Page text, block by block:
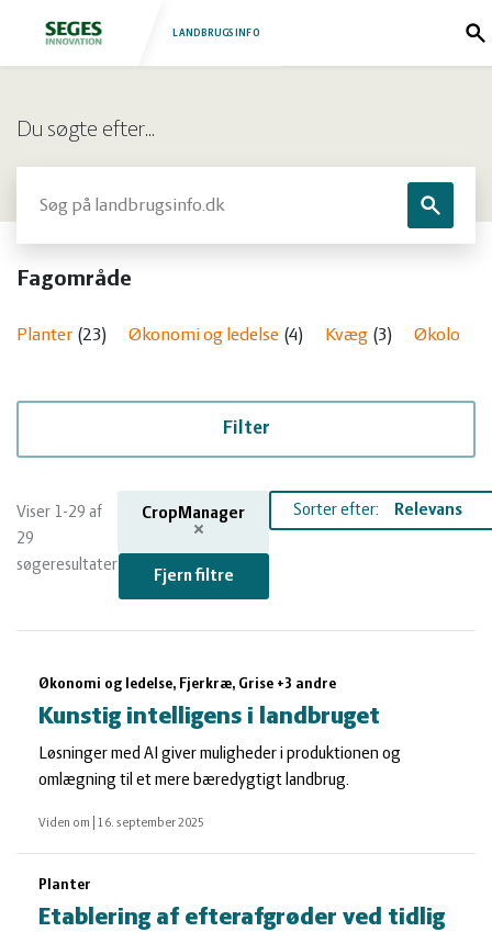
ind
Forside
Kvæg
Natur
og
vandmiljø
Planter
Økologi
Økonomi
og
ledelse
Øvrige
dyr
Grise
vandmiljø
Planter
Økologi
Økonomi
og
ledelse
Øvrige
dyr
LANDBRUGSINFO
Du søgte efter…
Søg
Fagområde
Planter 23 Økonomi og ledelse 4 Kvæg 3 Økologi
Filter
Viser 1-29 af
29
søgeresultater
CropManager
Fjern filtre
Sorter efter:
Søgeresultater
Økonomi og ledelse, Fjerkræ, Grise +3 andre
Kunstig intelligens i landbruget
Løsninger med AI giver muligheder i produktionen og
omlægning til et mere bæredygtigt landbrug.
Viden om 16. september 2025
Planter
Etablering af efterafgrøder ved tidlig